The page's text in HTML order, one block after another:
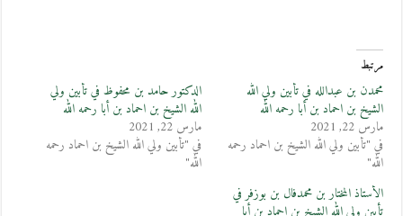
مرتبط
محمدن بن عبدالله في تأبين ولي الله
الشيخ بن احماد بن أبا رحمه الله
مارس 22, 2021
في "تأبين ولي الله الشيخ بن احماد رحمه
الله"
الدكتور حامد بن محفوظ في تأبين ولي
الله الشيخ بن احماد بن أبا رحمه الله
مارس 22, 2021
في "تأبين ولي الله الشيخ بن احماد رحمه
الله"
الأستاذ المختار بن محمدفال بن بوزفر في